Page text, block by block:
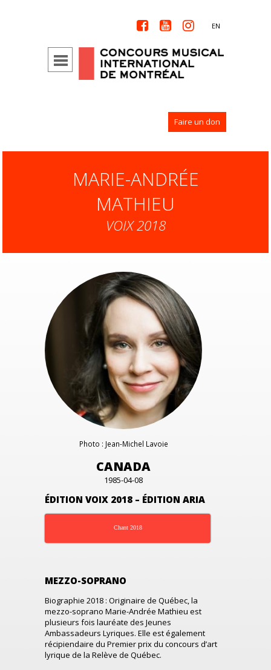
   EN
Faire un don
MARIE-ANDRÉE
MATHIEU
VOIX 2018
Photo : Jean-Michel Lavoie
CANADA
1985-04-08
ÉDITION VOIX 2018 – ÉDITION ARIA
Chant 2018
MEZZO-SOPRANO
Biographie 2018 : Originaire de Québec, la
mezzo-soprano Marie-Andrée Mathieu est
plusieurs fois lauréate des Jeunes
Ambassadeurs Lyriques. Elle est également
récipiendaire du Premier prix du concours d’art
lyrique de la Relève de Québec.